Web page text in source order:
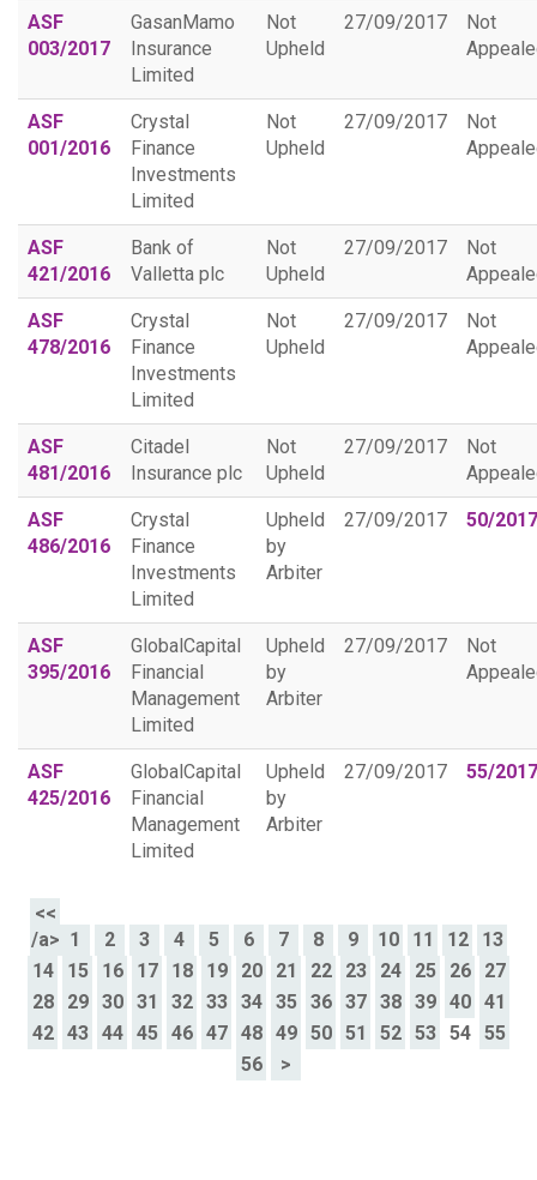
ASF
003/2017
GasanMamo
Insurance
Limited
Not
Upheld
27/09/2017
Not
ASF
001/2016
Crystal
Finance
Investments
Limited
Not
Upheld
27/09/2017
Not
ASF
421/2016
Bank of
Valletta plc
Not
Upheld
27/09/2017
Not
ASF
478/2016
Crystal
Finance
Investments
Limited
Not
Upheld
27/09/2017
Not
ASF
481/2016
Citadel
Insurance plc
Not
Upheld
27/09/2017
Not
ASF
486/2016
Crystal
Finance
Investments
Limited
Upheld
by
Arbiter
27/09/2017 50/2017
ASF
395/2016
GlobalCapital
Financial
Management
Limited
Upheld
by
Arbiter
27/09/2017
Not
ASF
425/2016
GlobalCapital
Financial
Management
Limited
Upheld
by
Arbiter
27/09/2017 55/2017
<<
/a> 1 2 3 4 5 6 7 8 9 10 11 12
13
14
15 16 17 18 19 20 21 22 23 24 25 26
27
28
29 30 31 32 33 34 35 36 37 38 39 40
41
42
43 44 45 46 47 48 49 50 51 52 53 54
55
56
>